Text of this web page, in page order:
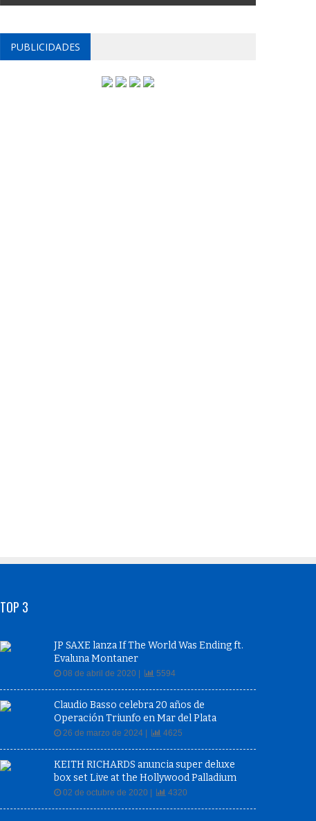
PUBLICIDADES
TOP 3
JP SAXE lanza If The World Was Ending ft.
Evaluna Montaner
08 de abril de 2020 | 5594
Claudio Basso celebra 20 años de
Operación Triunfo en Mar del Plata
26 de marzo de 2024 | 4625
KEITH RICHARDS anuncia super deluxe
box set Live at the Hollywood Palladium
02 de octubre de 2020 | 4320